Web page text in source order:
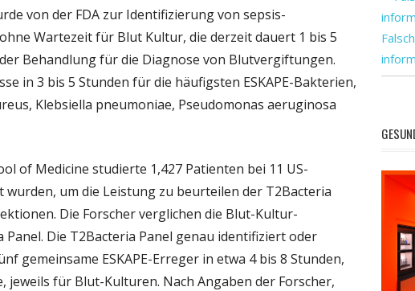
von der FDA zur Identifizierung von sepsis-
Wartezeit für Blut Kultur, die derzeit dauert 1 bis 5
Behandlung für die Diagnose von Blutvergiftungen.
in 3 bis 5 Stunden für die häufigsten ESKAPE-Bakterien,
Klebsiella pneumoniae, Pseudomonas aeruginosa
of Medicine studierte 1,427 Patienten bei 11 US-
um die Leistung zu beurteilen der T2Bacteria
Die Forscher verglichen die Blut-Kultur-
Die T2Bacteria Panel genau identifiziert oder
gemeinsame ESKAPE-Erreger in etwa 4 bis 8 Stunden,
jeweils für Blut-Kulturen. Nach Angaben der Forscher,